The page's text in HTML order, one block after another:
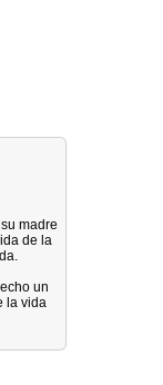
madre
de la
un
la vida